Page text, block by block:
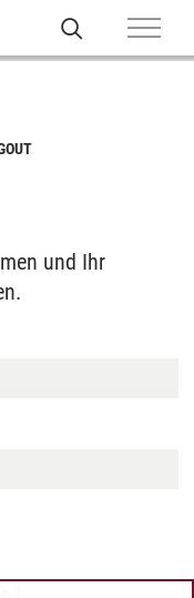
und Ihr